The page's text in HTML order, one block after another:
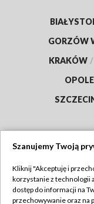
GORZÓW
KRAKÓW /
OPOLE
Abonament TVP
Szanujemy Twoją
Kliknij "Akceptuję i
korzystanie z technologii
dostęp do informacji na
przechowywanie oraz na